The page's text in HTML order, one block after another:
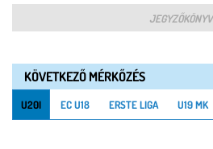
JEGYZŐKÖNYV
KÖVETKEZŐ MÉRKŐZÉS
U20I EC U18 ERSTE LIGA U19 MK